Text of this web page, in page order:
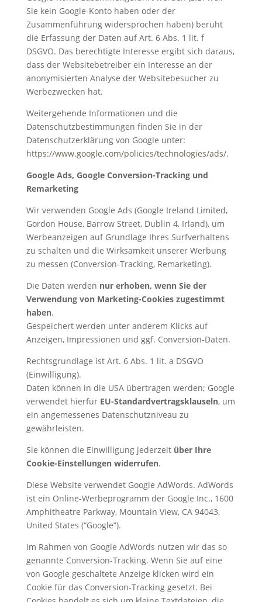
Sie kein Google-Konto haben oder der
Zusammenführung widersprochen haben) beruht
die Erfassung der Daten auf Art. 6 Abs. 1 lit. f
DSGVO. Das berechtigte Interesse ergibt sich daraus,
dass der Websitebetreiber ein Interesse an der
anonymisierten Analyse der Websitebesucher zu
Werbezwecken hat.
Weitergehende Informationen und die
Datenschutzbestimmungen finden Sie in der
Datenschutzerklärung von Google unter:
https://www.google.com/policies/technologies/ads/.
Google Ads, Google Conversion-Tracking und
Remarketing
Wir verwenden Google Ads (Google Ireland Limited,
Gordon House, Barrow Street, Dublin 4, Irland), um
Werbeanzeigen auf Grundlage Ihres Surfverhaltens
zu schalten und die Wirksamkeit unserer Werbung
zu messen (Conversion-Tracking, Remarketing).
Die Daten werden nur erhoben, wenn Sie der
Verwendung von Marketing-Cookies zugestimmt
haben.
Gespeichert werden unter anderem Klicks auf
Anzeigen, Impressionen und ggf. Conversion-Daten.
Rechtsgrundlage ist Art. 6 Abs. 1 lit. a DSGVO
(Einwilligung).
Daten können in die USA übertragen werden; Google
verwendet hierfür EU-Standardvertragsklauseln, um
ein angemessenes Datenschutzniveau zu
gewährleisten.
Sie können die Einwilligung jederzeit über Ihre
Cookie-Einstellungen widerrufen.
Diese Website verwendet Google AdWords. AdWords
ist ein Online-Werbeprogramm der Google Inc., 1600
Amphitheatre Parkway, Mountain View, CA 94043,
United States (“Google”).
Im Rahmen von Google AdWords nutzen wir das so
genannte Conversion-Tracking. Wenn Sie auf eine
von Google geschaltete Anzeige klicken wird ein
Cookie für das Conversion-Tracking gesetzt. Bei